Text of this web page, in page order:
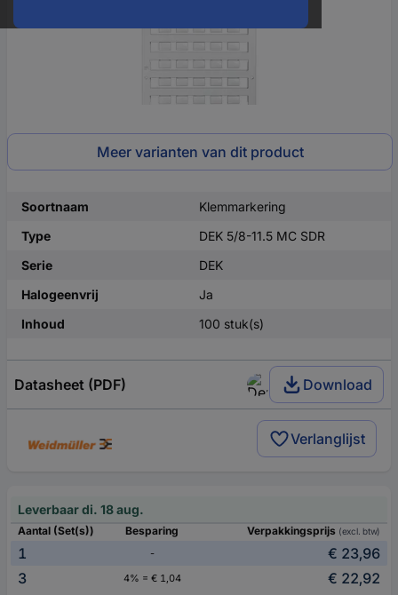
Meer varianten van dit product
Soortnaam
Klemmarkering
Type
DEK 5/8-11.5 MC SDR
Serie
DEK
Halogeenvrij
Ja
Inhoud
100 stuk(s)
Datasheet (PDF) Download
Verlanglijst
Leverbaar di. 18 aug.
Aantal (Set(s)) Besparing Verpakkingsprijs (excl. btw)
1 -
€ 23,96
3
4% = € 1,04
€ 22,92